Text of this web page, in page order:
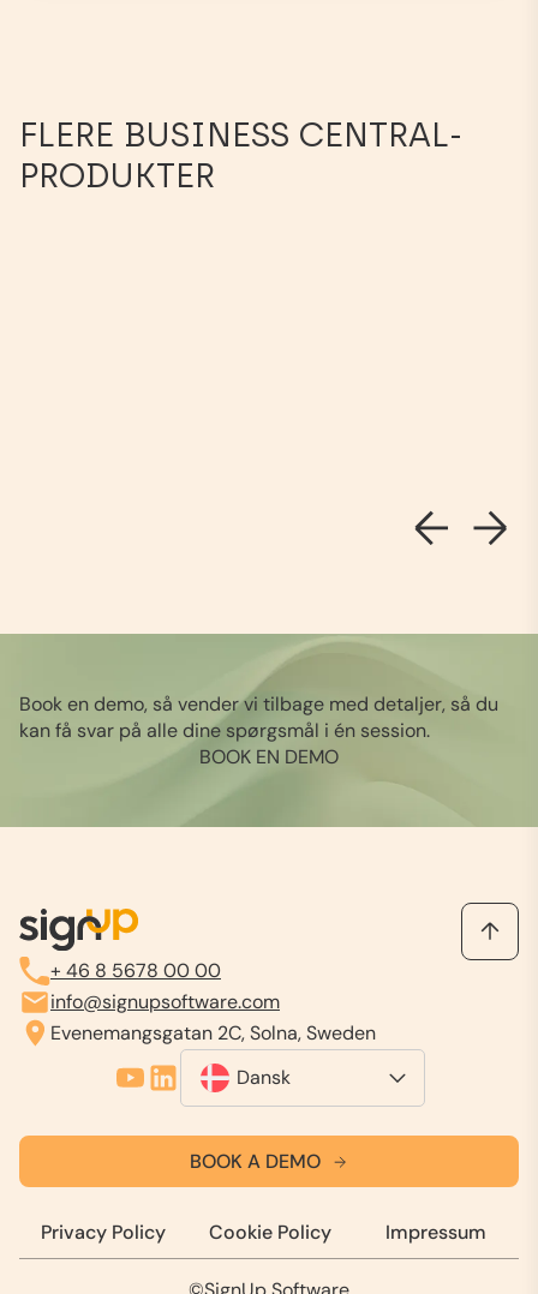
FLERE BUSINESS CENTRAL-
PRODUKTER
Book en demo, så vender vi tilbage med detaljer, så du
kan få svar på alle dine spørgsmål i én session.
BOOK EN DEMO
+ 46 8 5678 00 00
info@signupsoftware.com
Evenemangsgatan 2C, Solna, Sweden
Privacy Policy Cookie Policy Impressum
BOOK A DEMO
Dansk